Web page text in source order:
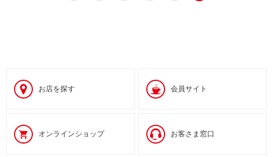
お店を探す 会員サイト
オンラインショップ お客さま窓口